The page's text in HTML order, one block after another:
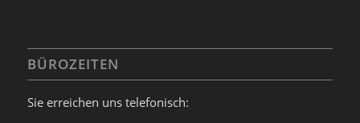
BÜROZEITEN
Sie erreichen uns telefonisch: